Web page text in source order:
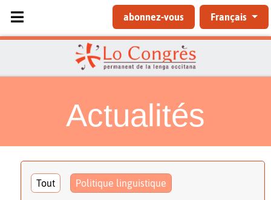
Sélectionnez votre langue
abonnez-vous Français
Actualités
Tout Politique linguistique